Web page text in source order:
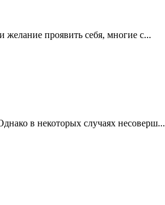
проявить себя, многие с...
в некоторых случаях несоверш...